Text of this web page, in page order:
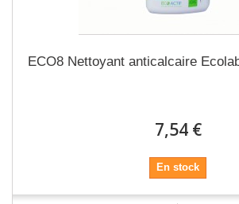
ECO8 Nettoyant anticalcaire
7,54 €
En stock